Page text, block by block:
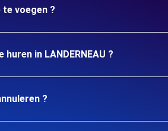
voegen ?
in LANDERNEAU ?
?